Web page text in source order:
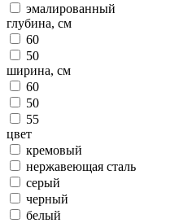
эмалированный
глубина, см
60
50
ширина, см
60
50
55
цвет
кремовый
нержавеющая сталь
серый
черный
белый